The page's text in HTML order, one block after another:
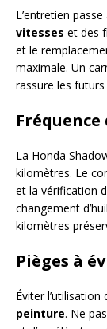
L’entretien
vitesses et des
et le
maximale. Un
rassure les
La Honda
kilomètres. Le
et la vérification
changement
kilomètres
Pièges à
Éviter
peinture. Ne